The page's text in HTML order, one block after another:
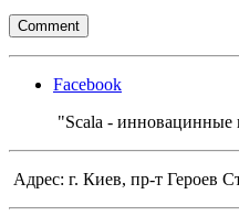
Facebook
"Scala - инновацинные
Адрес: г. Киев, пр-т Героев